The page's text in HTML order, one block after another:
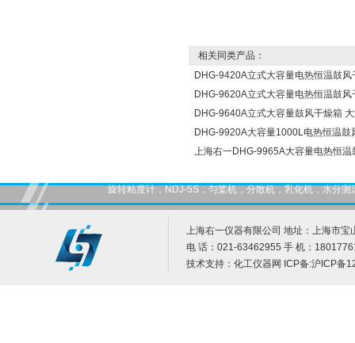
相关同类产品：
DHG-9420A立式大容量电热恒温鼓风
DHG-9620A立式大容量电热恒温鼓风
DHG-9640A立式大容量鼓风干燥箱
DHG-9920A大容量1000L电热恒温鼓
上海右一DHG-9965A大容量电热恒温
旋转粘度计，NDJ-5S，匀桨机，分散机，乳化机，水分
上海右一仪器有限公司 地址：上海市宝
电 话：021-63462955 手 机：
技术支持： 化工仪器网 ICP备:沪ICP备